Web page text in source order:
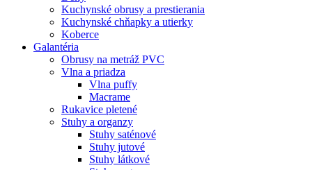
Kuchynské obrusy a prestierania
Kuchynské chňapky a utierky
Koberce
Galantéria
Obrusy na metráž PVC
Vlna a priadza
Vlna puffy
Macrame
Rukavice pletené
Stuhy a organzy
Stuhy saténové
Stuhy jutové
Stuhy látkové